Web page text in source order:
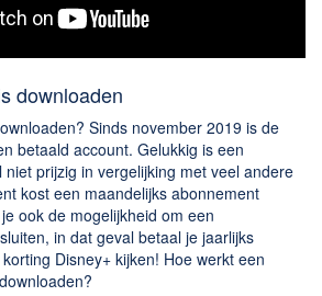
downloaden
Sinds november 2019 is de
betaald account. Gelukkig is een
prijzig in vergelijking met veel andere
kost een maandelijks abonnement
ook de mogelijkheid om een
in dat geval betaal je jaarlijks
Disney+ kijken! Hoe werkt een